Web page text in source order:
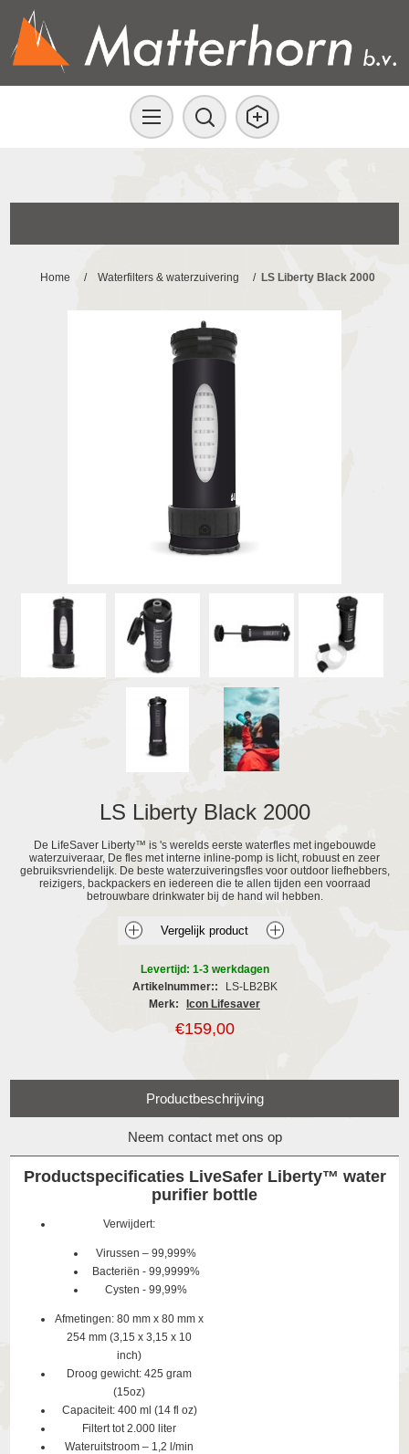
Home / Waterfilters & waterzuivering / LS Liberty Black 2000
LS Liberty Black 2000
De LifeSaver Liberty™ is 's werelds eerste waterfles met ingebouwde
waterzuiveraar, De fles met interne inline-pomp is licht, robuust en zeer
gebruiksvriendelijk. De beste waterzuiveringsfles voor outdoor liefhebbers,
reizigers, backpackers en iedereen die te allen tijden een voorraad
betrouwbare drinkwater bij de hand wil hebben.
Levertijd: 1-3 werkdagen
Artikelnummer::
LS-LB2BK
Merk:
Icon Lifesaver
€159,00
Productbeschrijving
Neem contact met ons op
Productspecificaties LiveSafer Liberty™ water
purifier bottle
Verwijdert:
Virussen – 99,999%
Bacteriën - 99,9999%
Cysten - 99,99%
Afmetingen: 80 mm x 80 mm x
254 mm (3,15 x 3,15 x 10
inch)
Droog gewicht: 425 gram
(15oz)
Capaciteit: 400 ml (14 fl oz)
Filtert tot 2.000 liter
Wateruitstroom – 1,2 l/min